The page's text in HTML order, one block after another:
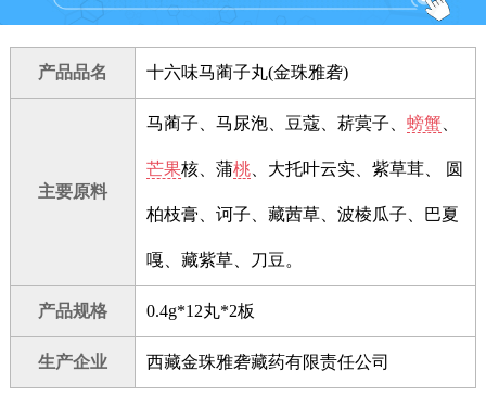
产品品名 十六味马蔺子丸(金珠雅砻)
主要原料
马蔺子、马尿泡、豆蔻、菥蓂子、 螃蟹、
芒果核、蒲桃、大托叶云实、紫草茸、 圆
柏枝膏、诃子、藏茜草、波棱瓜子、巴夏
嘎、藏紫草、刀豆。
产品规格 0.4g*12丸*2板
生产企业 西藏金珠雅砻藏药有限责任公司